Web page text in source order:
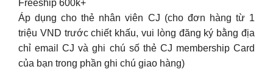
Freeship 600k+
Áp dụng cho thẻ nhân viên CJ (cho đơn hàng từ 1
triệu VND trước chiết khấu, vui lòng đăng ký bằng địa
chỉ email CJ và ghi chú số thẻ CJ membership Card
của bạn trong phần ghi chú giao hàng)